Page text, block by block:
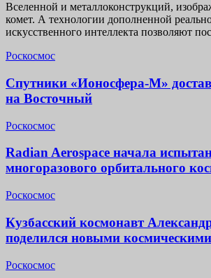
Вселенной и металлоконструкций,
комет. А технологии дополненной
искусственного интеллекта позволяют
Роскосмос
Спутники «Ионосфера-М»
на Восточный
Роскосмос
Radian Aerospace начала
многоразового орбитального
Роскосмос
Кузбасский космонавт
поделился новыми
Роскосмос